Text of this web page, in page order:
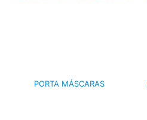
PORTA MÁSCARAS